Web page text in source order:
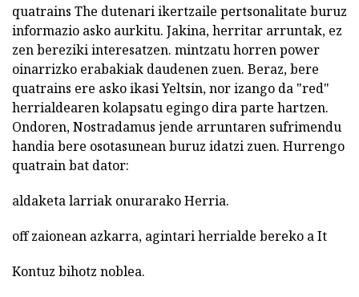
quatrains The dutenari ikertzaile pertsonalitate buruz
informazio asko aurkitu. Jakina, herritar arruntak, ez
zen bereziki interesatzen. mintzatu horren power
oinarrizko erabakiak daudenen zuen. Beraz, bere
quatrains ere asko ikasi Yeltsin, nor izango da "red"
herrialdearen kolapsatu egingo dira parte hartzen.
Ondoren, Nostradamus jende arruntaren sufrimendu
handia bere osotasunean buruz idatzi zuen. Hurrengo
quatrain bat dator:
aldaketa larriak onurarako Herria.
off zaionean azkarra, agintari herrialde bereko a It
Kontuz bihotz noblea.